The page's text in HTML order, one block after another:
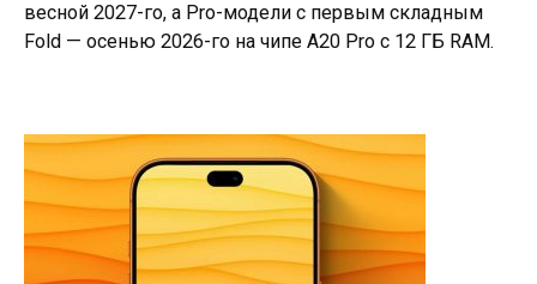
весной 2027-го, а Pro-модели с первым складным
Fold — осенью 2026-го на чипе A20 Pro с 12 ГБ RAM.